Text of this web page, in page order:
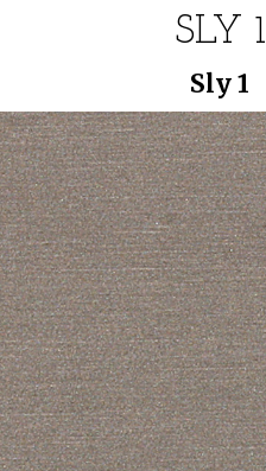
SLY 1
Sly 1